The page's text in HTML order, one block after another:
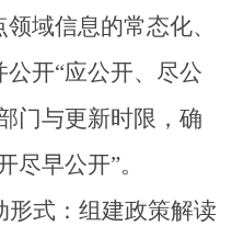
域信息的常态化、
公开“应公开、尽公
门与更新时限，确
尽早公开”。
式：组建政策解读